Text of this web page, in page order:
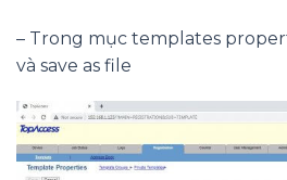
– Trong mục templates
và save as file